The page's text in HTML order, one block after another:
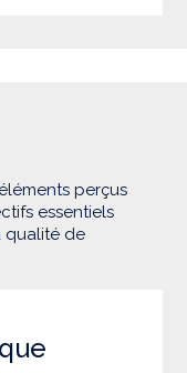
perçus
essentiels
qualité de